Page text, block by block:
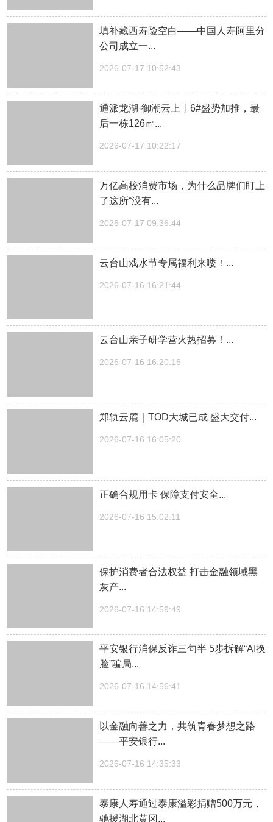
填补藏西寿险空白——中国人寿阿里分
公司成立一...
2026-07-17 10:52:43
通派龙湖·御潮云上丨6#盛势加推，最
后一栋126㎡...
2026-07-17 10:22:17
万亿高校消费市场，为什么品牌们盯上
了这所“没有...
2026-07-17 09:36:44
云台山戏水节专属福利来喽！...
2026-07-16 16:21:44
云台山亲子研学营火热招募！...
2026-07-16 16:20:16
郑轨云麓｜TOD大城已成 盛大交付...
2026-07-16 16:05:20
正确合规用卡 保障支付安全...
2026-07-16 15:02:11
保护消费者合法权益 打击金融领域黑
灰产...
2026-07-16 14:59:49
平安银行消保反诈三句半 5步拆解“AI换
脸”骗局...
2026-07-16 14:56:41
以金融向善之力，共筑青春梦想之路
——平安银行...
2026-07-16 14:35:33
泰康人寿通过泰康溢彩捐赠500万元，
驰援湖北黄冈...